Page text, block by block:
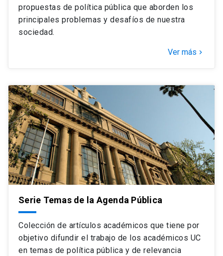
propuestas de política pública que aborden los
principales problemas y desafíos de nuestra
sociedad.
Ver más keyboard_arrow_right
Serie Temas de la Agenda Pública
Colección de artículos académicos que tiene por
objetivo difundir el trabajo de los académicos UC
en temas de política pública y de relevancia